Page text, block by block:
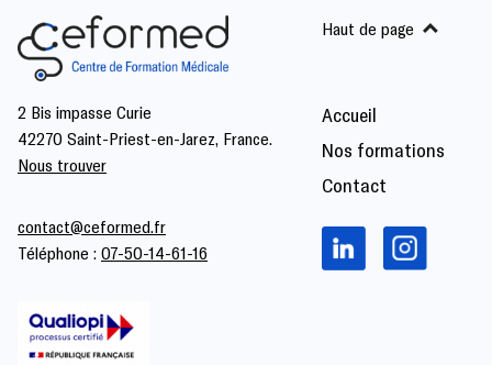
2 Bis impasse Curie
42270 Saint-Priest-en-Jarez, France.
Nous trouver
Accueil
Nos formations
Contact
Haut de page
contact@ceformed.fr
Téléphone : 07-50-14-61-16